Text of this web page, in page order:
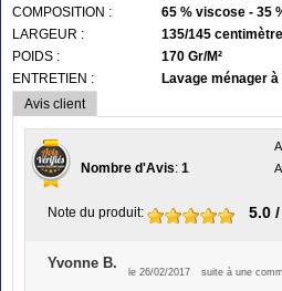
COMPOSITION :
65 % viscose - 35
LARGEUR :
135/145
POIDS :
170 Gr/M²
ENTRETIEN :
Lavage ménager à
Avis client
Nombre d'Avis: 1
Note du produit: 5.0
Yvonne B.
le 26/02/2017 suite à une